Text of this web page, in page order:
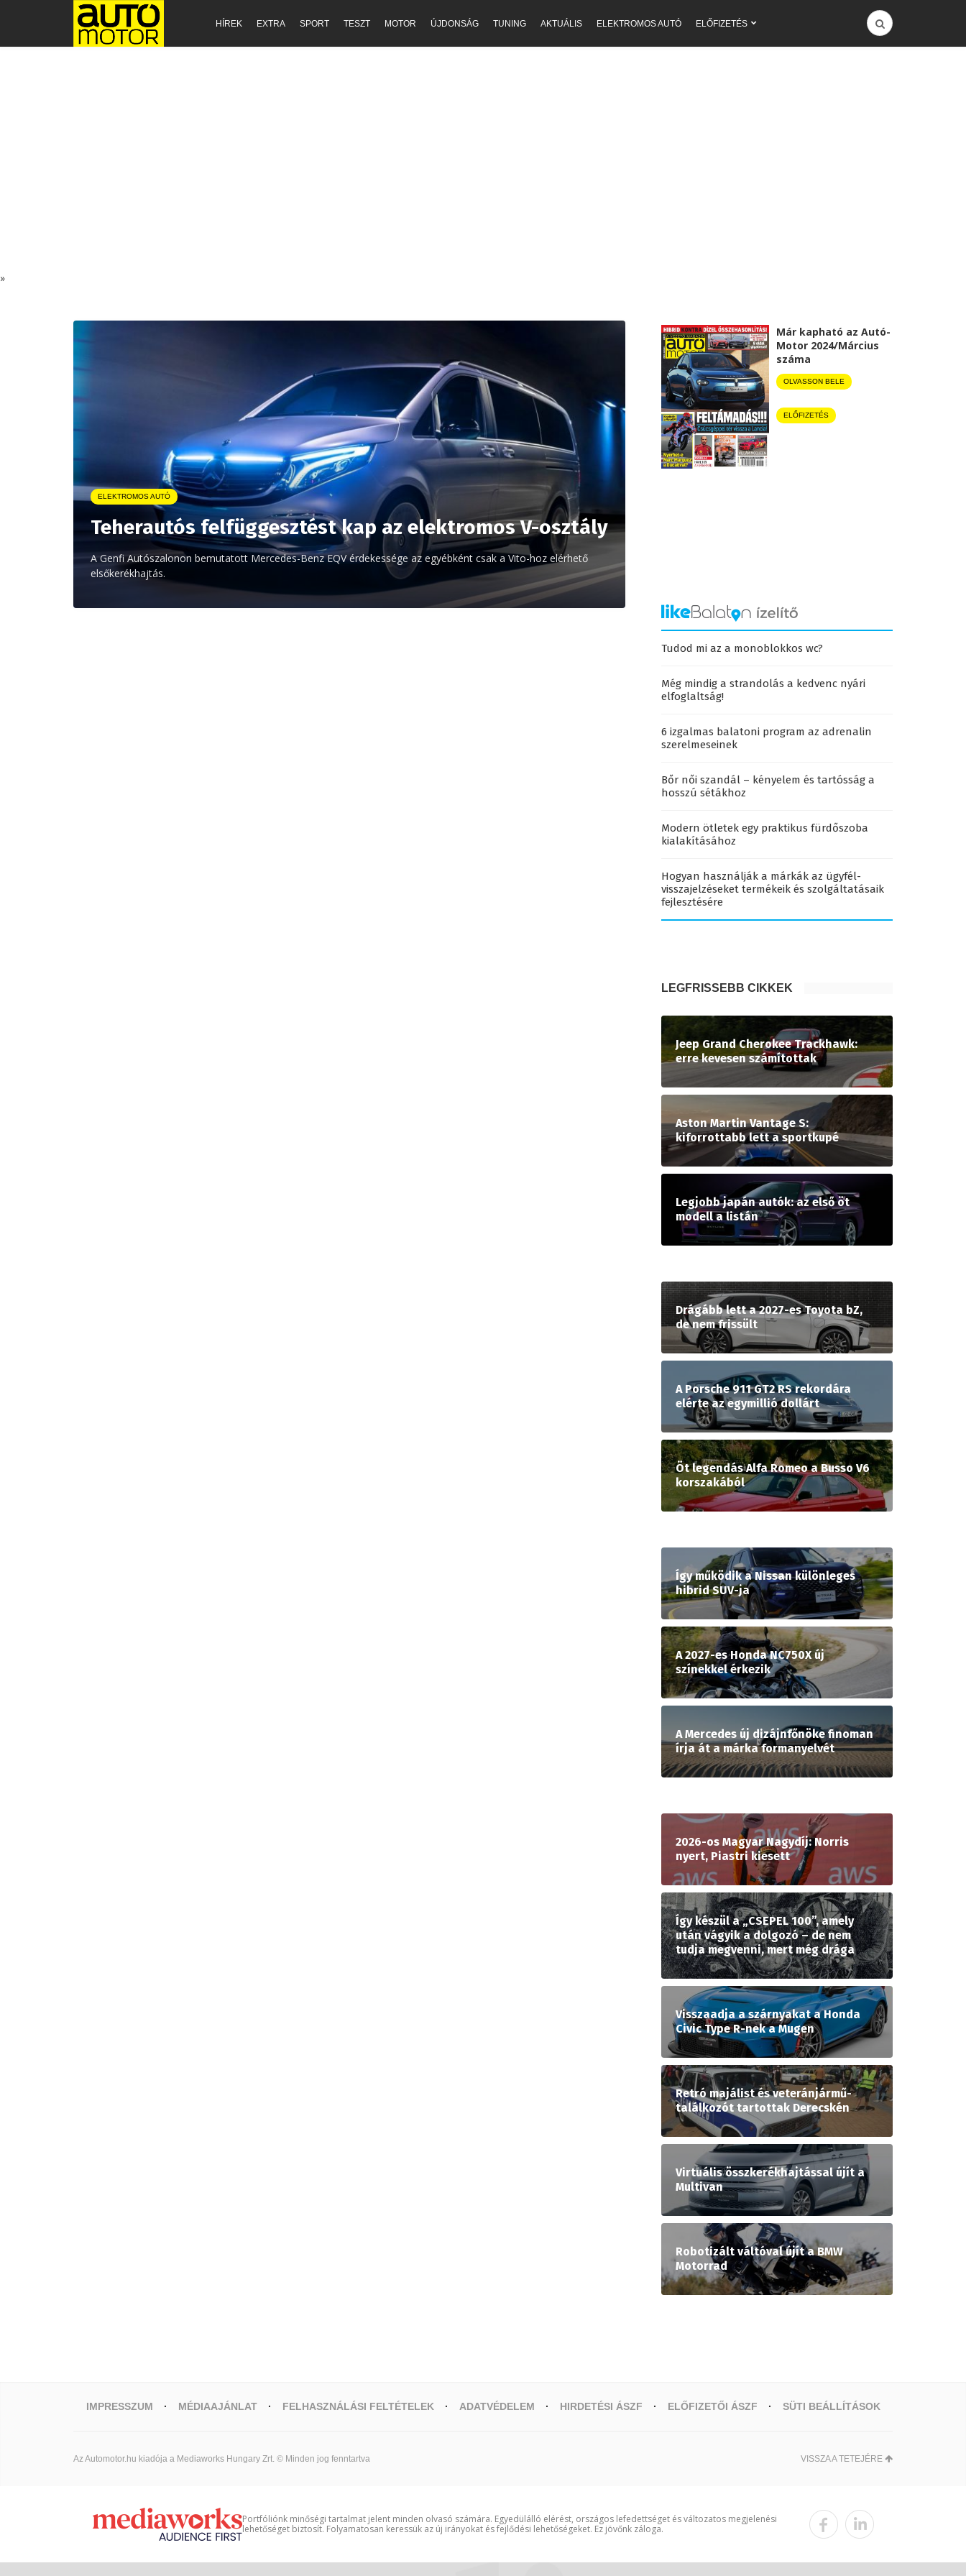
HÍREK EXTRA SPORT TESZT MOTOR ÚJDONSÁG TUNING AKTUÁLIS ELEKTROMOS AUTÓ ELŐFIZETÉS
»
ELEKTROMOS AUTÓ
Teherautós felfüggesztést kap az elektromos V-osztály
A Genfi Autószalonon bemutatott Mercedes-Benz EQV érdekessége az egyébként csak a Vito-hoz elérhető
elsőkerékhajtás.
Már kapható az Autó-
Motor 2024/Március
száma
OLVASSON BELE
ELŐFIZETÉS
Tudod mi az a monoblokkos wc?
Még mindig a strandolás a kedvenc nyári
elfoglaltság!
6 izgalmas balatoni program az adrenalin
szerelmeseinek
Bőr női szandál – kényelem és tartósság a
hosszú sétákhoz
Modern ötletek egy praktikus fürdőszoba
kialakításához
Hogyan használják a márkák az ügyfél-
visszajelzéseket termékeik és szolgáltatásaik
fejlesztésére
LEGFRISSEBB CIKKEK
Jeep Grand Cherokee Trackhawk:
erre kevesen számítottak
Aston Martin Vantage S:
kiforrottabb lett a sportkupé
Legjobb japán autók: az első öt
modell a listán
Drágább lett a 2027-es Toyota bZ,
de nem frissült
A Porsche 911 GT2 RS rekordára
elérte az egymillió dollárt
Öt legendás Alfa Romeo a Busso V6
korszakából
Így működik a Nissan különleges
hibrid SUV-ja
A 2027-es Honda NC750X új
színekkel érkezik
A Mercedes új dizájnfőnöke finoman
írja át a márka formanyelvét
2026-os Magyar Nagydíj: Norris
nyert, Piastri kiesett
Így készül a „CSEPEL 100”, amely
után vágyik a dolgozó – de nem
tudja megvenni, mert még drága
Visszaadja a szárnyakat a Honda
Civic Type R-nek a Mugen
Retró majálist és veteránjármű-
találkozót tartottak Derecskén
Virtuális összkerékhajtással újít a
Multivan
Robotizált váltóval újít a BMW
Motorrad
IMPRESSZUM MÉDIAAJÁNLAT FELHASZNÁLÁSI FELTÉTELEK ADATVÉDELEM HIRDETÉSI ÁSZF ELŐFIZETŐI ÁSZF SÜTI BEÁLLÍTÁSOK
Az Automotor.hu kiadója a Mediaworks Hungary Zrt. © Minden jog fenntartva VISSZA A TETEJÉRE
Portfóliónk minőségi tartalmat jelent minden olvasó számára. Egyedülálló elérést, országos lefedettséget és változatos megjelenési
lehetőséget biztosít. Folyamatosan keressük az új irányokat és fejlődési lehetőségeket. Ez jövőnk záloga.